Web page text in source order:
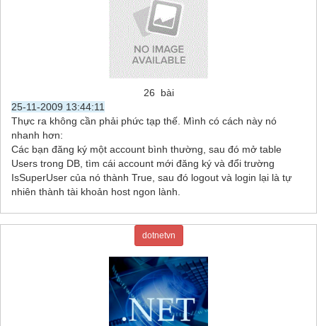
26 bài
25-11-2009 13:44:11
Thực ra không cần phải phức tạp thế. Mình có cách này nó
nhanh hơn:
Các bạn đăng ký một account bình thường, sau đó mở table
Users trong DB, tìm cái account mới đăng ký và đổi trường
IsSuperUser của nó thành True, sau đó logout và login lại là tự
nhiên thành tài khoản host ngon lành.
dotnetvn